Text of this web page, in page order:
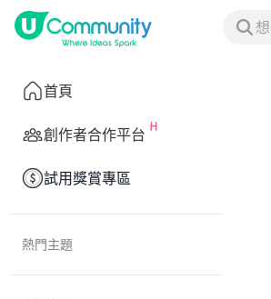
首頁
創作者合作平台
試用獎賞專區
熱門主題